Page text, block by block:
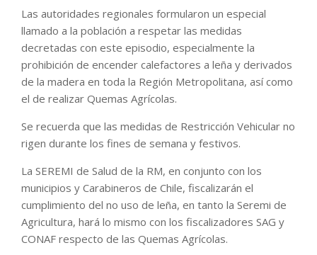
Las autoridades regionales formularon un especial
llamado a la población a respetar las medidas
decretadas con este episodio, especialmente la
prohibición de encender calefactores a leña y derivados
de la madera en toda la Región Metropolitana, así como
el de realizar Quemas Agrícolas.
Se recuerda que las medidas de Restricción Vehicular no
rigen durante los fines de semana y festivos.
La SEREMI de Salud de la RM, en conjunto con los
municipios y Carabineros de Chile, fiscalizarán el
cumplimiento del no uso de leña, en tanto la Seremi de
Agricultura, hará lo mismo con los fiscalizadores SAG y
CONAF respecto de las Quemas Agrícolas.